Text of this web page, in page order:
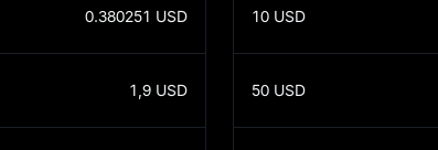
0.380251 USD
1,9 USD
10 USD
50 USD